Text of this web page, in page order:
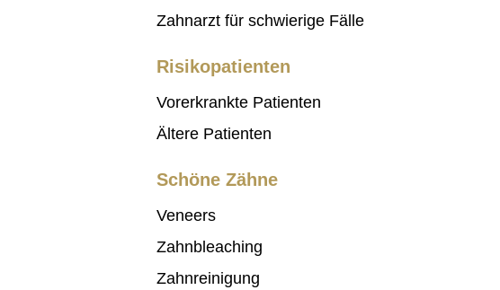
Zahnarzt für schwierige Fälle
Risikopatienten
Vorerkrankte Patienten
Ältere Patienten
Schöne Zähne
Veneers
Zahnbleaching
Zahnreinigung